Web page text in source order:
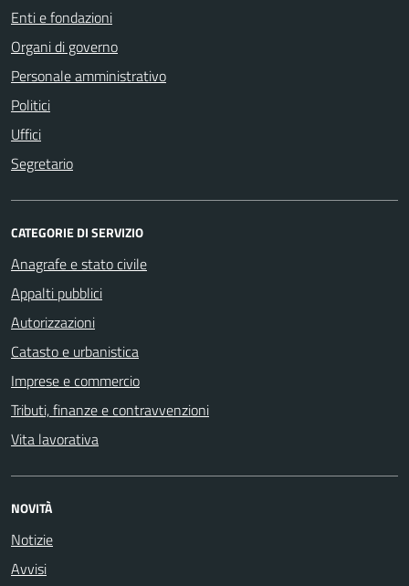
Enti e fondazioni
Organi di governo
Personale amministrativo
Politici
Uffici
Segretario
CATEGORIE DI SERVIZIO
Anagrafe e stato civile
Appalti pubblici
Autorizzazioni
Catasto e urbanistica
Imprese e commercio
Tributi, finanze e contravvenzioni
Vita lavorativa
NOVITÀ
Notizie
Avvisi